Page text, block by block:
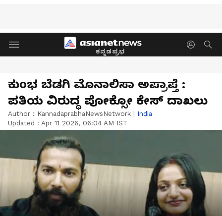
ಕನ್ನಡಪ್ರಭ
ಕುಂಭ ಬೆಡಗಿ ಮೊನಾಲಿಸಾ ಅಪ್ರಾಪ್ತೆ :
ಪತಿಯ ವಿರುದ್ಧ ಪೋಕ್ಸೋ ಕೇಸ್‌ ದಾಖಲು
Author : KannadaprabhaNewsNetwork | India
Updated : Apr 11 2026, 06:04 AM IST